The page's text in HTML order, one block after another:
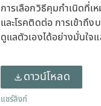
การเลือกวิธีคุมกำเนิดที่
และโรคติดต่อ การเข้าถึ
ดูแลตัวเองได้อย่างมั่นใจ
ดาวน์โหลด
แชร์ลิงก์